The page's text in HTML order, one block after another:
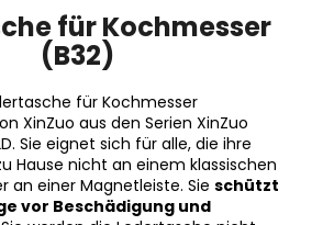
für Kochmesser
(B32)
für Kochmesser
XinZuo aus den Serien XinZuo
Sie eignet sich für alle, die ihre
Hause nicht an einem klassischen
an einer Magnetleiste. Sie schützt
vor Beschädigung und